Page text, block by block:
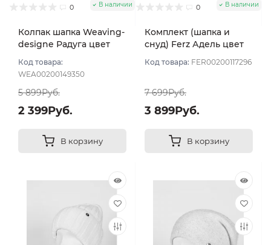
0 В наличии
Колпак шапка Weaving-
designe Радуга цвет
Код товара:
WEA00200149350
5 899Руб.
2 399Руб.
В корзину
0 В наличии
Комплект (шапка и
снуд) Ferz Адель цвет
Код товара: FER00200117296
7 699Руб.
3 899Руб.
В корзину